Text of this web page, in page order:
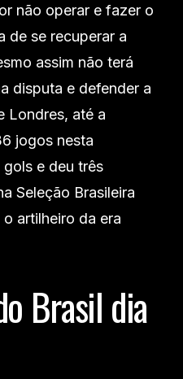
não operar e fazer o
de se recuperar a
assim não terá
disputa e defender a
Londres, até a
jogos nesta
e deu três
Seleção Brasileira
artilheiro da era
Brasil dia